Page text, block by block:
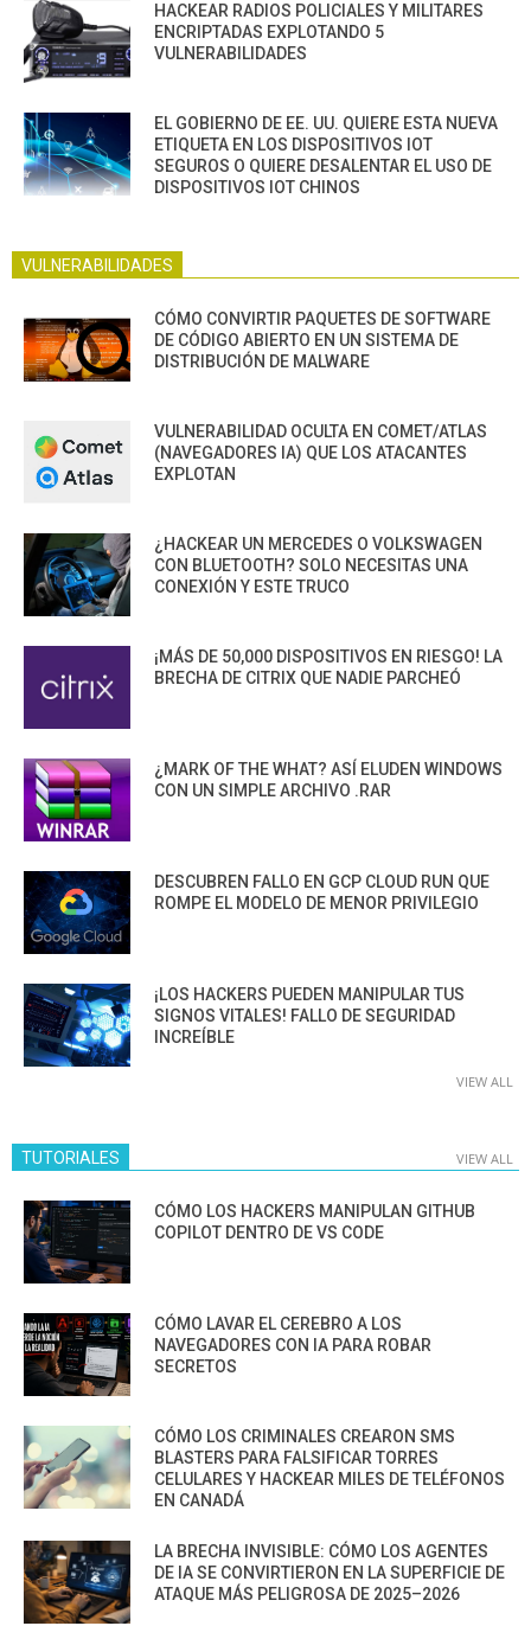
HACKEAR RADIOS POLICIALES Y MILITARES
ENCRIPTADAS EXPLOTANDO 5
VULNERABILIDADES
EL GOBIERNO DE EE. UU. QUIERE ESTA NUEVA
ETIQUETA EN LOS DISPOSITIVOS IOT
SEGUROS O QUIERE DESALENTAR EL USO DE
DISPOSITIVOS IOT CHINOS
VULNERABILIDADES
CÓMO CONVIRTIR PAQUETES DE SOFTWARE
DE CÓDIGO ABIERTO EN UN SISTEMA DE
DISTRIBUCIÓN DE MALWARE
VULNERABILIDAD OCULTA EN COMET/ATLAS
(NAVEGADORES IA) QUE LOS ATACANTES
EXPLOTAN
¿HACKEAR UN MERCEDES O VOLKSWAGEN
CON BLUETOOTH? SOLO NECESITAS UNA
CONEXIÓN Y ESTE TRUCO
¡MÁS DE 50,000 DISPOSITIVOS EN RIESGO! LA
BRECHA DE CITRIX QUE NADIE PARCHEÓ
¿MARK OF THE WHAT? ASÍ ELUDEN WINDOWS
CON UN SIMPLE ARCHIVO .RAR
DESCUBREN FALLO EN GCP CLOUD RUN QUE
ROMPE EL MODELO DE MENOR PRIVILEGIO
¡LOS HACKERS PUEDEN MANIPULAR TUS
SIGNOS VITALES! FALLO DE SEGURIDAD
INCREÍBLE
VIEW ALL
TUTORIALES VIEW ALL
CÓMO LOS HACKERS MANIPULAN GITHUB
COPILOT DENTRO DE VS CODE
CÓMO LAVAR EL CEREBRO A LOS
NAVEGADORES CON IA PARA ROBAR
SECRETOS
CÓMO LOS CRIMINALES CREARON SMS
BLASTERS PARA FALSIFICAR TORRES
CELULARES Y HACKEAR MILES DE TELÉFONOS
EN CANADÁ
LA BRECHA INVISIBLE: CÓMO LOS AGENTES
DE IA SE CONVIRTIERON EN LA SUPERFICIE DE
ATAQUE MÁS PELIGROSA DE 2025–2026